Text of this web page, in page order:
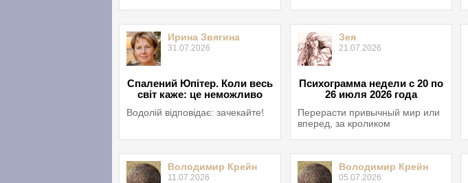
Ирина Звягина
31.07.2026
Спалений Юпітер. Коли весь
світ каже: це неможливо
Водолій відповідає: зачекайте!
Зея
21.07.2026
Психограмма недели с 20 по
26 июля 2026 года
Перерасти привычный мир или
вперед, за кроликом
Володимир Крейн
11.07.2026
Володимир Крейн
05.07.2026